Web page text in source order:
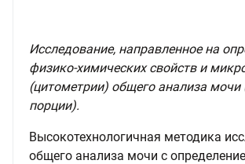
Исследование, направленное на
физико-химических свойств и
(цитометрии) общего анализа мочи
порции).
Высокотехнологичная методика
общего анализа мочи с